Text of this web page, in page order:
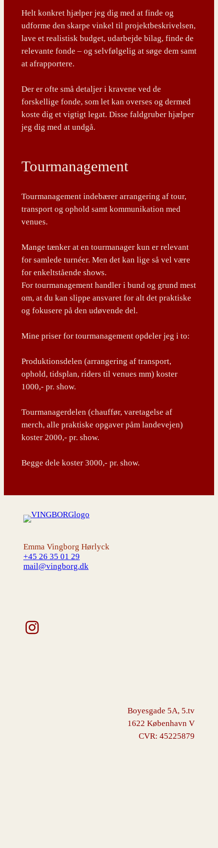
Helt konkret hjælper jeg dig med at finde og
udforme den skarpe vinkel til projektbeskrivelsen,
lave et realistisk budget, udarbejde bilag, finde de
relevante fonde – og selvfølgelig at søge dem samt
at afrapportere.
Der er ofte små detaljer i kravene ved de
forskellige fonde, som let kan overses og dermed
koste dig et vigtigt legat. Disse faldgruber hjælper
jeg dig med at undgå.
Tourmanagement
Tourmanagement indebærer arrangering af tour,
transport og ophold samt kommunikation med
venues.
Mange tænker at en tourmanager kun er relevant
for samlede turnéer. Men det kan lige så vel være
for enkeltstående shows.
For tourmanagement handler i bund og grund mest
om, at du kan slippe ansvaret for alt det praktiske
og fokusere på den udøvende del.
Mine priser for tourmanagement opdeler jeg i to:
Produktionsdelen (arrangering af transport,
ophold, tidsplan, riders til venues mm) koster
1000,- pr. show.
Tourmanagerdelen (chauffør, varetagelse af
merch, alle praktiske opgaver påm landevejen)
koster 2000,- pr. show.
Begge dele koster 3000,- pr. show.
Emma Vingborg Hørlyck
+45 26 35 01 29
mail@vingborg.dk
Instagram
Boyesgade 5A, 5.tv
1622 København V
CVR: 45225879